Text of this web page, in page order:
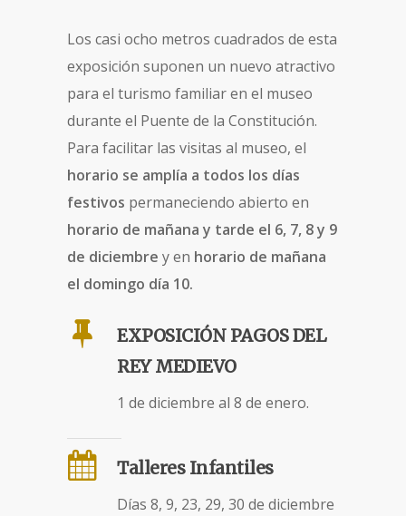
Los casi ocho metros cuadrados de esta
exposición suponen un nuevo atractivo
para el turismo familiar en el museo
durante el Puente de la Constitución.
Para facilitar las visitas al museo, el
horario se amplía a todos los días
festivos permaneciendo abierto en
horario de mañana y tarde el 6, 7, 8 y 9
de diciembre y en horario de mañana
el domingo día 10.
EXPOSICIÓN PAGOS DEL
REY MEDIEVO
1 de diciembre al 8 de enero.
Talleres Infantiles
Días 8, 9, 23, 29, 30 de diciembre